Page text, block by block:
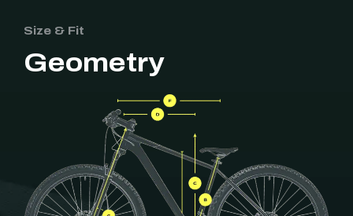
Size & Fit
Geometry